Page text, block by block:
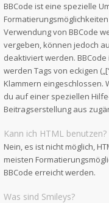
BBCode ist eine spezielle
Verwendung von BBCode
vergeben, können jedoch
deaktiviert werden.
werden Tags von eckigen
Klammern eingeschlossen.
du auf einer speziellen
Beitragserstellung aus
Kann ich HTML benutzen?
Nein, es ist nicht möglich,
meisten
BBCode erreicht werden.
Was sind Smileys?